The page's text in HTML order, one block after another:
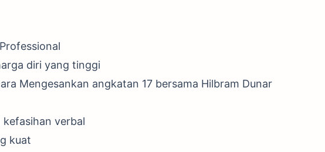
diri yang tinggi
Mengesankan angkatan 17 bersama Hilbram Dunar
verbal
kuat